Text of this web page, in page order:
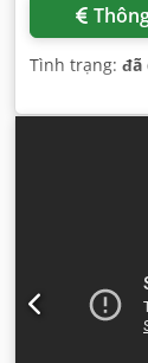
Tình trạng: đã